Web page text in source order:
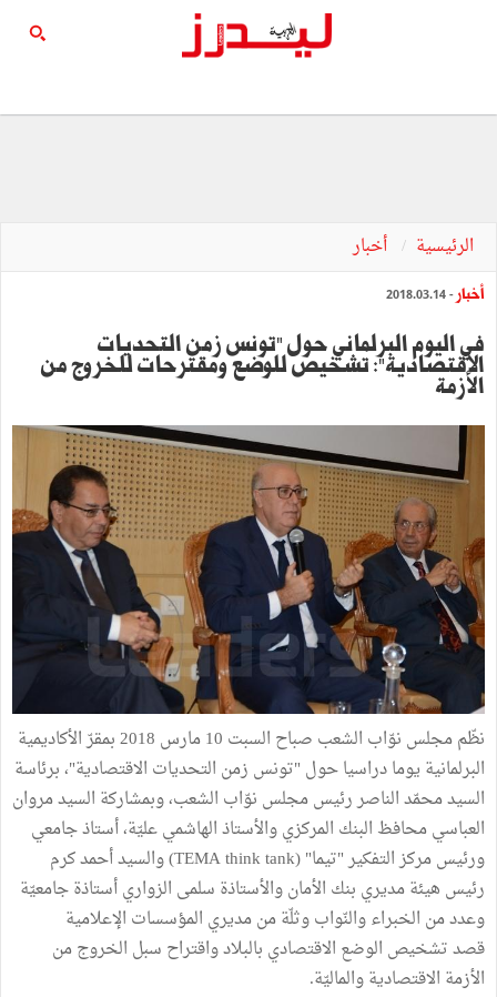
الرئيسية أخبار
أخبار - 2018.03.14
في اليوم البرلماني حول "تونس زمن التحديات
الاقتصادية": تشخيص للوضع ومقترحات للخروج من
الأزمة
نظّم مجلس نوّاب الشعب صباح السبت 10 مارس 2018 بمقرّ الأكاديمية
البرلمانية يوما دراسيا حول "تونس زمن التحديات الاقتصادية"، برئاسة
السيد محمّد الناصر رئيس مجلس نوّاب الشعب، وبمشاركة السيد مروان
العباسي محافظ البنك المركزي والأستاذ الهاشمي عليّة، أستاذ جامعي
ورئيس مركز التفكير "تيما" (TEMA think tank) والسيد أحمد كرم
رئيس هيئة مديري بنك الأمان والأستاذة سلمى الزواري أستاذة جامعيّة
وعدد من الخبراء والنّواب وثلّة من مديري المؤسسات الإعلامية
قصد تشخيص الوضع الاقتصادي بالبلاد واقتراح سبل الخروج من
الأزمة الاقتصادية والماليّة.